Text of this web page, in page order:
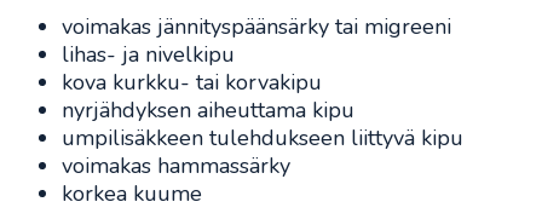
voimakas jännityspäänsärky tai migreeni
lihas- ja nivelkipu
kova kurkku- tai korvakipu
nyrjähdyksen aiheuttama kipu
umpilisäkkeen tulehdukseen liittyvä kipu
voimakas hammassärky
korkea kuume